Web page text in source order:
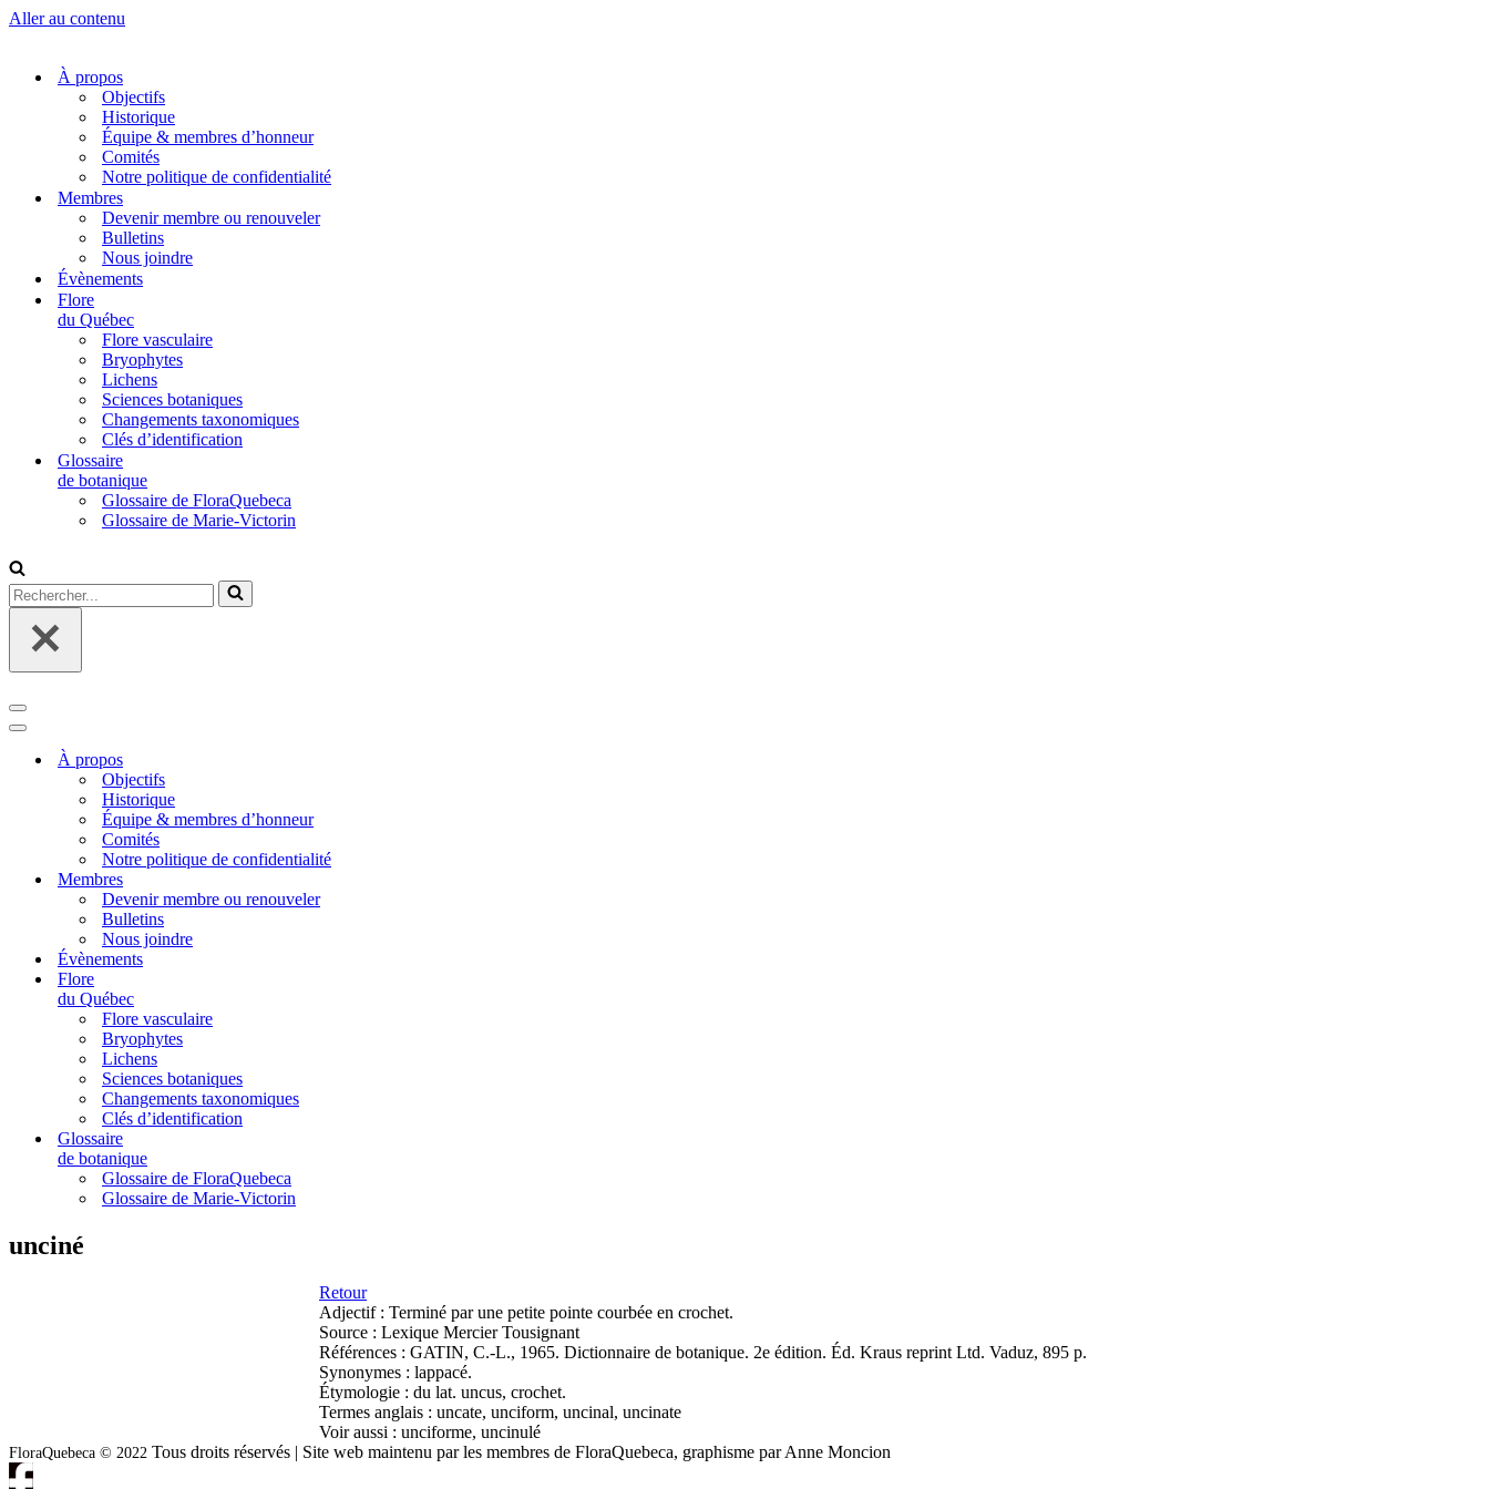
Aller au contenu
À propos
Objectifs
Historique
Équipe & membres d’honneur
Comités
Notre politique de confidentialité
Membres
Devenir membre ou renouveler
Bulletins
Nous joindre
Évènements
Flore
du Québec
Flore vasculaire
Bryophytes
Lichens
Sciences botaniques
Changements taxonomiques
Clés d’identification
Glossaire
de botanique
Glossaire de FloraQuebeca
Glossaire de Marie-Victorin
Rechercher...
Menu
de
navigation
Menu
navigationÀ propos
Objectifs
Historique
Équipe & membres d’honneur
Comités
Notre politique de confidentialité
Membres
Devenir membre ou renouveler
Bulletins
Nous joindre
Évènements
Flore
du Québec
Flore vasculaire
Bryophytes
Lichens
Sciences botaniques
Changements taxonomiques
Clés d’identification
Glossaire
de botanique
Glossaire de FloraQuebeca
Glossaire de Marie-Victorin
unciné
Retour
Adjectif : Terminé par une petite pointe courbée en crochet.
Source : Lexique Mercier Tousignant
Références : GATIN, C.-L., 1965. Dictionnaire de botanique. 2e édition. Éd. Kraus reprint Ltd. Vaduz, 895 p.
Synonymes : lappacé.
Étymologie : du lat. uncus, crochet.
Termes anglais : uncate, unciform, uncinal, uncinate
Voir aussi : unciforme, uncinulé
FloraQuebeca © 2022 Tous droits réservés | Site web maintenu par les membres de FloraQuebeca, graphisme par Anne Moncion